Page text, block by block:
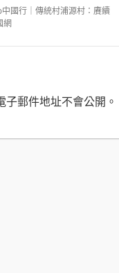
國行｜傳統村浦源村：賡續
網
郵件地址不會公開。